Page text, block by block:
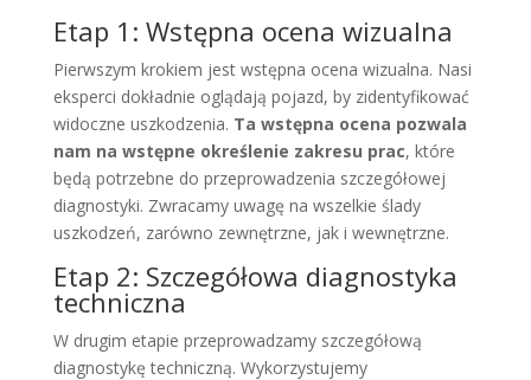
Etap 1: Wstępna ocena wizualna
Pierwszym krokiem jest wstępna ocena wizualna. Nasi
eksperci dokładnie oglądają pojazd, by zidentyfikować
widoczne uszkodzenia. Ta wstępna ocena pozwala
nam na wstępne określenie zakresu prac, które
będą potrzebne do przeprowadzenia szczegółowej
diagnostyki. Zwracamy uwagę na wszelkie ślady
uszkodzeń, zarówno zewnętrzne, jak i wewnętrzne.
Etap 2: Szczegółowa diagnostyka
techniczna
W drugim etapie przeprowadzamy szczegółową
diagnostykę techniczną. Wykorzystujemy